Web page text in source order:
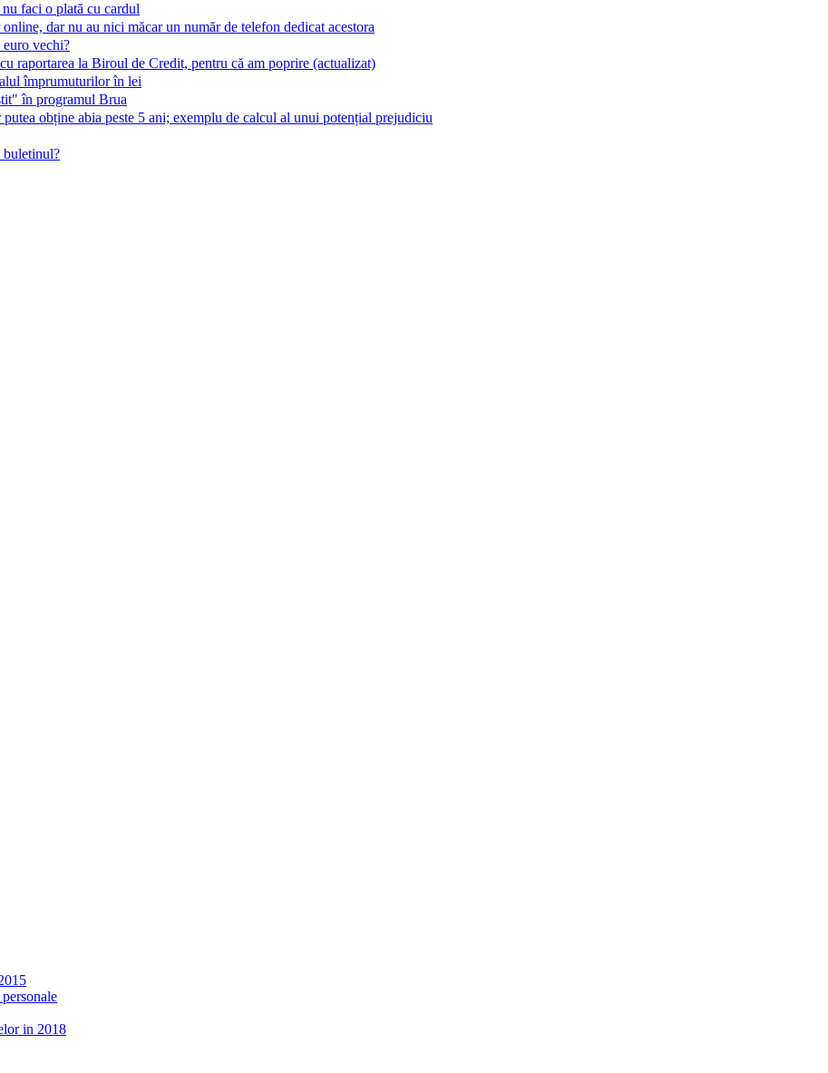
faci o plată cu cardul
dar nu au nici măcar un număr de telefon dedicat acestora
vechi?
raportarea la Biroul de Credit, pentru că am poprire (actualizat)
împrumuturilor în lei
în programul Brua
obține abia peste 5 ani; exemplu de calcul al unui potențial prejudiciu
buletinul?
in 2018